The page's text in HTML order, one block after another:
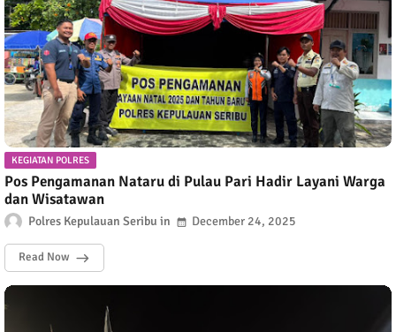
KEGIATAN POLRES
Pos Pengamanan Nataru di Pulau Pari Hadir Layani Warga
dan Wisatawan
Polres Kepulauan Seribu December 24, 2025
Read Now